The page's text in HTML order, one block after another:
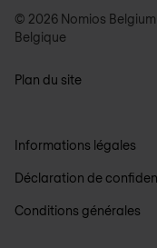
© 2026 Nomios Belgium
Belgique
Plan du site
Informations légales
Déclaration de
Conditions générales